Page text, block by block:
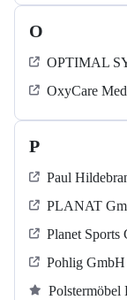
O
OPTIMAL
OxyCare
P
Paul
PLANAT
Planet Sports
Pohlig GmbH
Polstermöbel